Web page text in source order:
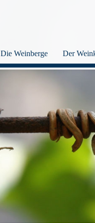
Die Weinberge Der